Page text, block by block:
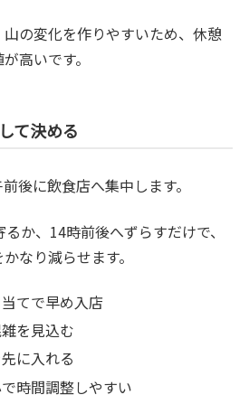
の変化を作りやすいため、休憩
高いです。
て決める
後に飲食店へ集中します。
か、14時前後へずらすだけで、
なり減らせます。
てで早め入店
を見込む
に入れる
時間調整しやすい